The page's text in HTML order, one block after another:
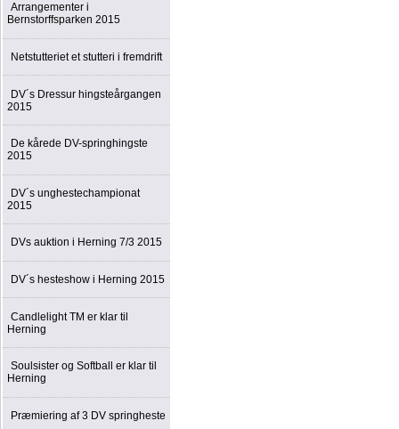
Arrangementer i
Bernstorffsparken 2015
Netstutteriet et stutteri i fremdrift
DV´s Dressur hingsteårgangen
2015
De kårede DV-springhingste
2015
DV´s unghestechampionat
2015
DVs auktion i Herning 7/3 2015
DV´s hesteshow i Herning 2015
Candlelight TM er klar til
Herning
Soulsister og Softball er klar til
Herning
Præmiering af 3 DV springheste